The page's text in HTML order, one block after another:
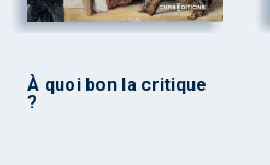
À quoi bon la critique
?